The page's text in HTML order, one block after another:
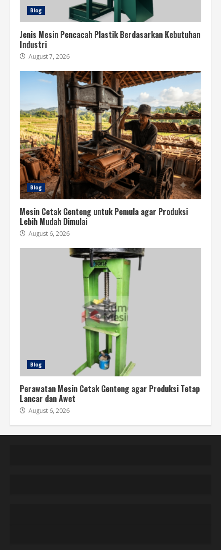
Blog
Jenis Mesin Pencacah Plastik Berdasarkan Kebutuhan
Industri
August 7, 2026
Blog
Mesin Cetak Genteng untuk Pemula agar Produksi
Lebih Mudah Dimulai
August 6, 2026
Blog
Perawatan Mesin Cetak Genteng agar Produksi Tetap
Lancar dan Awet
August 6, 2026